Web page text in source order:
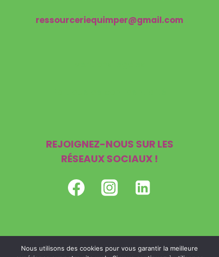
ressourceriequimper@gmail.com
REJOIGNEZ-NOUS SUR LES
RÉSEAUX SOCIAUX !
Nous utilisons des cookies pour vous garantir la meilleure